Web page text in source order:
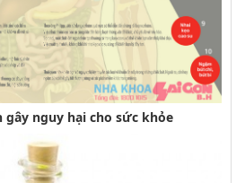
gây nguy hại cho sức khỏe